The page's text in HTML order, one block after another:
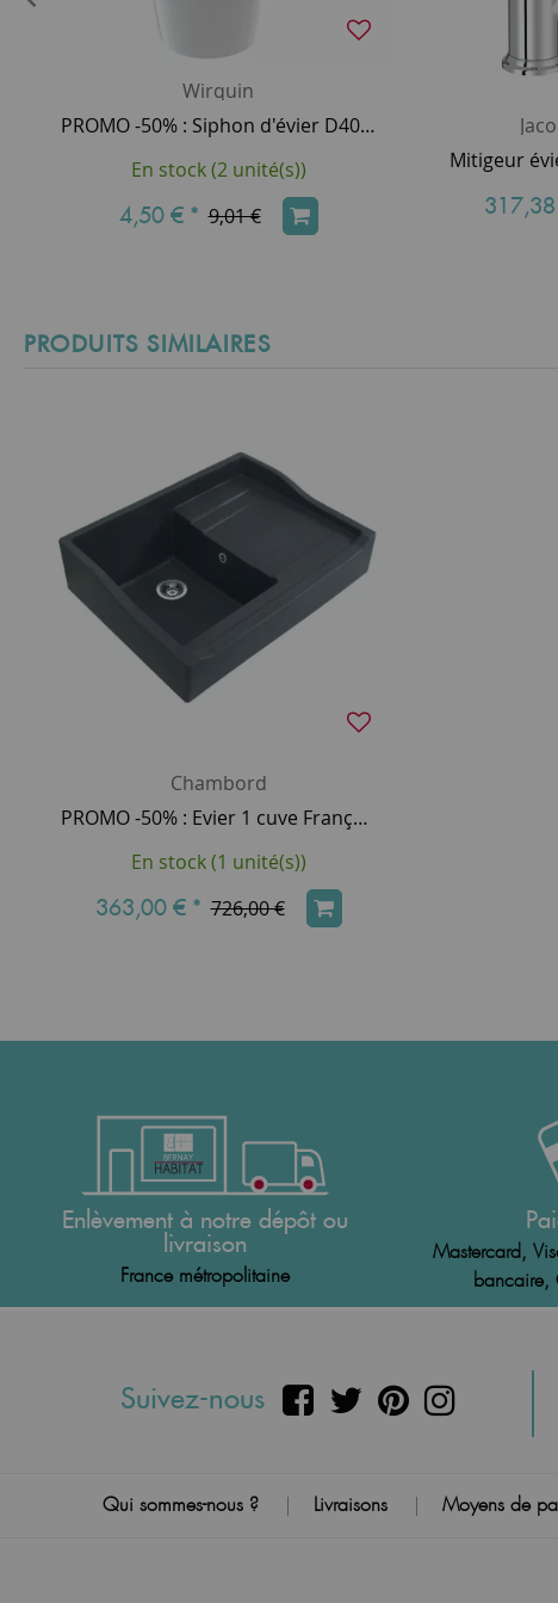
Wirquin
PROMO -50% : Siphon d'évier D40 - WIRQUIN Réf. 30722146
En stock (2 unité(s))
4,50 € * 9,01 €
PRODUITS SIMILAIRES
Chambord
PROMO -50% : Evier 1 cuve François Ier - 89.5cm Granit Titanium - CHAMBORD Réf. EV459021
En stock (1 unité(s))
363,00 € * 726,00 €
Enlèvement à notre dépôt ou
livraison
France métropolitaine
Mastercard,
bancaire,
Suivez-nous
Qui sommes-nous ? | Livraisons | Moyens de